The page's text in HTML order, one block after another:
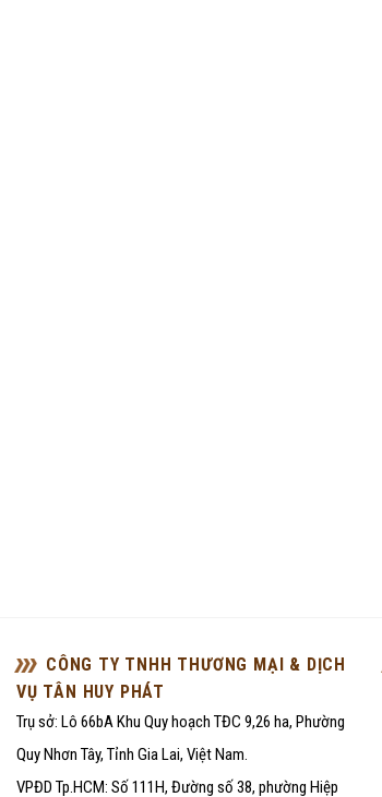
CÔNG TY TNHH THƯƠNG MẠI & DỊCH
VỤ TÂN HUY PHÁT
Trụ sở: Lô 66bA Khu Quy hoạch TĐC 9,26 ha, Phường
Quy Nhơn Tây, Tỉnh Gia Lai, Việt Nam.
VPĐD Tp.HCM: Số 111H, Đường số 38, phường Hiệp